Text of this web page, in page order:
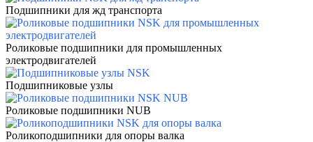
Подшипники для жд транспорта
Роликовые подшипники для промышленных
электродвигателей
Подшипниковые узлы
Роликовые подшипники NUB
Роликоподшипники для опоры валка